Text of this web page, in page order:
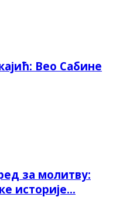
Вео Сабине
за молитву:
историје...